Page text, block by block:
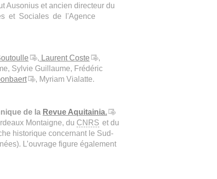
Ausonius et ancien directeur du
et Sociales de l'Agence
, Laurent Coste
,
Sylvie Guillaume, Frédéric
, Myriam Vialatte.
de la Revue Aquitainia.
Montaigne, du CNRS et du
historique concernant le Sud-
L’ouvrage figure également